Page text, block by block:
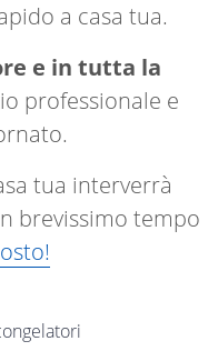
a casa tua.
e in tutta la
professionale e
tua interverrà
brevissimo tempo